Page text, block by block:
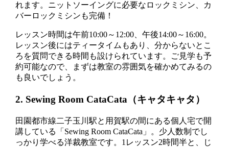
れます。ニットソーイングに必要なロックミシン、カ
バーロックミシンも完備！
レッスン時間は午前10:00～12:00、午後14:00～16:00。
レッスン後にはティータイムもあり、分からないとこ
ろを質問できる時間も設けられています。ご見学も予
約可能なので、まずは教室の雰囲気を確かめてみるの
も良いでしょう。
2. Sewing Room CataCata（キャタキャタ）
田園都市線二子玉川駅と用賀駅の間にある個人宅で開
講している「Sewing Room CataCata」。少人数制でし
っかり学べる洋裁教室です。1レッスン2時間半と、じ